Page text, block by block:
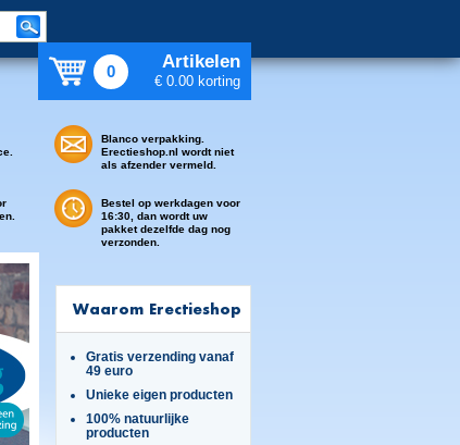
0 Artikelen
€ 0.00 korting
Blanco verpakking.
Erectieshop.nl wordt niet
als afzender vermeld.
Bestel op werkdagen voor
16:30, dan wordt uw
pakket dezelfde dag nog
verzonden.
Waarom Erectieshop
Gratis verzending vanaf
49 euro
Unieke eigen producten
100% natuurlijke
producten